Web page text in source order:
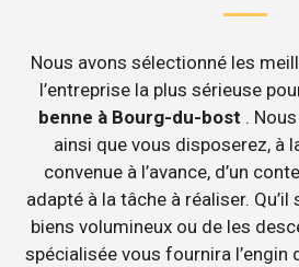
Nous avons sélectionné les
l’entreprise la plus sérieuse
benne à Bourg-du-bost .
ainsi que vous disposerez, à
convenue à l’avance, d’un
adapté à la tâche à réaliser. Qu’il
biens volumineux ou de les
spécialisée vous fournira l’engin